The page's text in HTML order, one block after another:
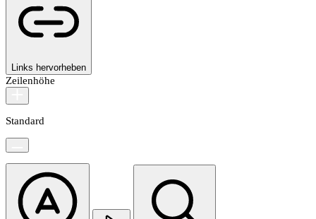
Links hervorheben
Zeilenhöhe
Standard